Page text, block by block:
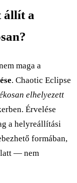
állít a
maga a
. Chaotic Eclipse
elhelyezett
Érvelése
a helyreállítási
formában,
— nem